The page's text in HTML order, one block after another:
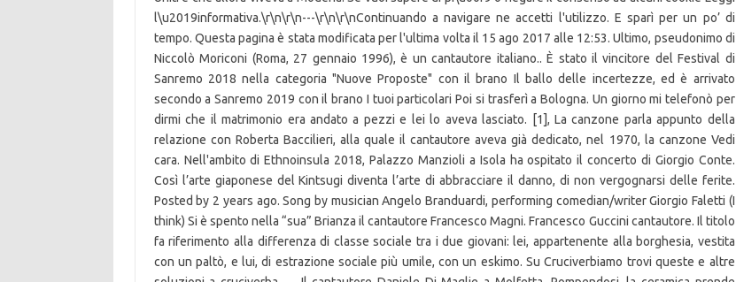
l\u2019informativa.\r\n\r\n---\r\n\r\nContinuando a navigare ne accetti l'utilizzo. E sparì per un po’ di
tempo. Questa pagina è stata modificata per l'ultima volta il 15 ago 2017 alle 12:53. Ultimo, pseudonimo di
Niccolò Moriconi (Roma, 27 gennaio 1996), è un cantautore italiano.. È stato il vincitore del Festival di
Sanremo 2018 nella categoria "Nuove Proposte" con il brano Il ballo delle incertezze, ed è arrivato
secondo a Sanremo 2019 con il brano I tuoi particolari Poi si trasferì a Bologna. Un giorno mi telefonò per
dirmi che il matrimonio era andato a pezzi e lei lo aveva lasciato. [1], La canzone parla appunto della
relazione con Roberta Baccilieri, alla quale il cantautore aveva già dedicato, nel 1970, la canzone Vedi
cara. Nell'ambito di Ethnoinsula 2018, Palazzo Manzioli a Isola ha ospitato il concerto di Giorgio Conte.
Così l’arte giaponese del Kintsugi diventa l’arte di abbracciare il danno, di non vergognarsi delle ferite.
Posted by 2 years ago. Song by musician Angelo Branduardi, performing comedian/writer Giorgio Faletti (I
think) Si è spento nella “sua” Brianza il cantautore Francesco Magni. Francesco Guccini cantautore. Il titolo
fa riferimento alla differenza di classe sociale tra i due giovani: lei, appartenente alla borghesia, vestita
con un paltò, e lui, di estrazione sociale più umile, con un eskimo. Su Cruciverbiamo trovi queste e altre